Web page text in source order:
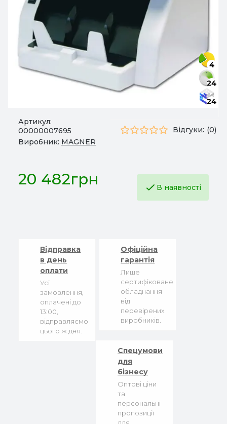
4
24
24
Артикул:
00000007695
Виробник: MAGNER
Відгуки: (0)
20 482грн В наявності
Відправка
в день
оплати
Усі
замовлення,
оплачені до
13:00,
відправляємо
цього ж дня.
Офіційна
гарантія
Лише
сертифіковане
обладнання
від
перевірених
виробників.
Спецумови
для
бізнесу
Оптові ціни
та
персональні
пропозиції